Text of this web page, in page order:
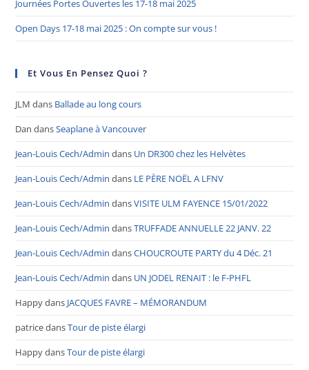
Journées Portes Ouvertes les 17-18 mai 2025
Open Days 17-18 mai 2025 : On compte sur vous !
Et Vous En Pensez Quoi ?
JLM dans Ballade au long cours
Dan dansSeaplane à Vancouver
Jean-Louis Cech/Admin dans Un DR300 chez les Helvètes
Jean-Louis Cech/Admin dans LE PÈRE NOËL A LFNV
Jean-Louis Cech/Admin dansVISITE ULM FAYENCE 15/01/2022
Jean-Louis Cech/Admin dansTRUFFADE ANNUELLE 22 JANV. 22
Jean-Louis Cech/Admin dansCHOUCROUTE PARTY du 4 Déc. 21
Jean-Louis Cech/Admin dans UN JODEL RENAIT : le F-PHFL
Happydans JACQUES FAVRE – MÉMORANDUM
patricedansTour de piste élargi
HappydansTour de piste élargi